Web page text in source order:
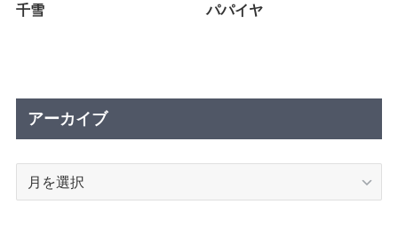
千雪 パパイヤ
アーカイブ